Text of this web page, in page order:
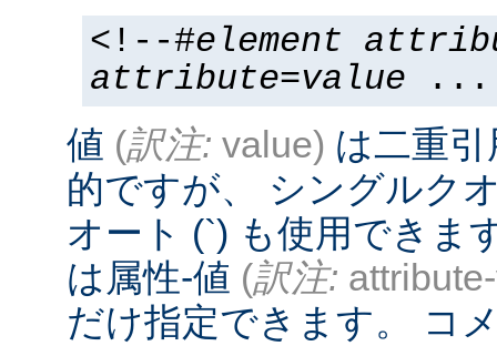
<!--#element
attribute=value ...
値 (訳注: value) は二重
的ですが、 シングルク
オート (`) も使用できま
は属性-値 (訳注:
だけ指定できます。 コ